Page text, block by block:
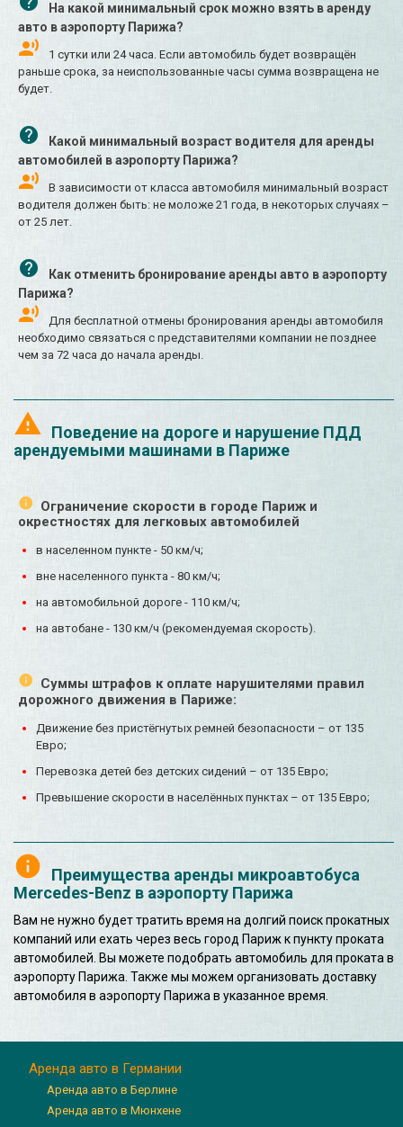
На какой минимальный срок можно взять в аренду
авто в аэропорту Парижа?
1 сутки или 24 часа. Если автомобиль будет возвращён
раньше срока, за неиспользованные часы сумма возвращена не
будет.
Какой минимальный возраст водителя для аренды
автомобилей в аэропорту Парижа?
В зависимости от класса автомобиля минимальный возраст
водителя должен быть: не моложе 21 года, в некоторых случаях –
от 25 лет.
Как отменить бронирование аренды авто в аэропорту
Парижа?
Для бесплатной отмены бронирования аренды автомобиля
необходимо связаться с представителями компании не позднее
чем за 72 часа до начала аренды.
Поведение на дороге и нарушение ПДД
арендуемыми машинами в Париже
Ограничение скорости в городе Париж и
окрестностях для легковых автомобилей
в населенном пункте - 50 км/ч;
вне населенного пункта - 80 км/ч;
на автомобильной дороге - 110 км/ч;
на автобане - 130 км/ч (рекомендуемая скорость).
Суммы штрафов к оплате нарушителями правил
дорожного движения в Париже:
Движение без пристёгнутых ремней безопасности – от 135
Евро;
Перевозка детей без детских сидений – от 135 Евро;
Превышение скорости в населённых пунктах – от 135 Евро;
Преимущества аренды микроавтобуса
Mercedes-Benz в аэропорту Парижа
Вам не нужно будет тратить время на долгий поиск прокатных
компаний или ехать через весь город Париж к пункту проката
автомобилей. Вы можете подобрать автомобиль для проката в
аэропорту Парижа. Также мы можем организовать доставку
автомобиля в аэропорту Парижа в указанное время.
Аренда авто в Германии
Аренда авто в Берлине
Аренда авто в Мюнхене